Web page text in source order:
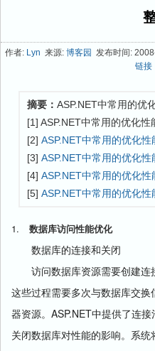
作者: Lyn 来源: 博客园 发布时间:
链接
摘要： ASP.NET中常用的优
[1] ASP.NET中常用的优化
[2] ASP.NET中常用的优化
[3] ASP.NET中常用的优化
[4] ASP.NET中常用的优化
[5] ASP.NET中常用的优化
1.
数据库访问性能优化
数据库的连接和关闭
访问数据库资源需要创建连
这些过程需要多次与数据库交
器资源。 ASP.NET中提供了连接
关闭数据库对性能的影响。系统